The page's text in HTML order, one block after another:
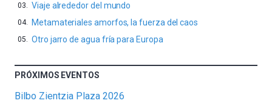
Viaje alrededor del mundo
Metamateriales amorfos, la fuerza del caos
Otro jarro de agua fría para Europa
PRÓXIMOS EVENTOS
Bilbo Zientzia Plaza 2026